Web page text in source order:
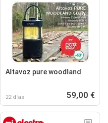
Altavoz pure woodland
22 días 59,00 €